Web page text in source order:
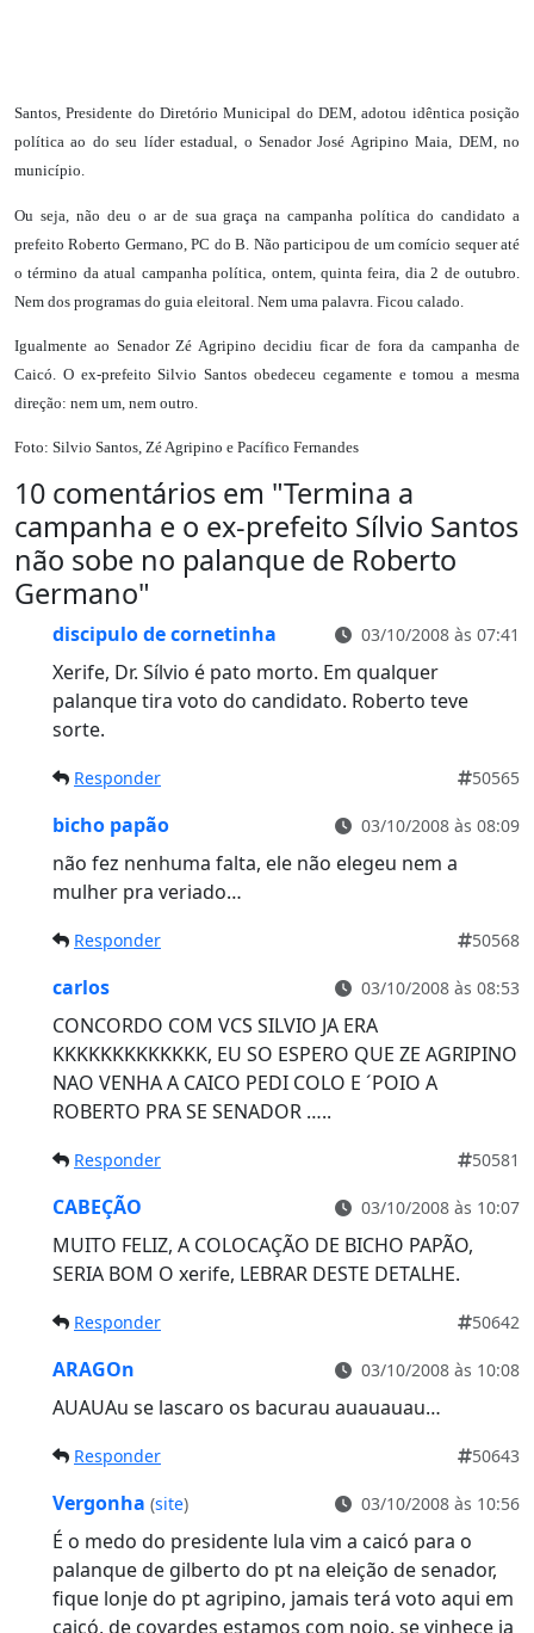
Santos, Presidente do Diretório Municipal do DEM, adotou idêntica posição
política ao do seu líder estadual, o Senador José Agripino Maia, DEM, no
município.
Ou seja, não deu o ar de sua graça na campanha política do candidato a
prefeito Roberto Germano, PC do B. Não participou de um comício sequer até
o término da atual campanha política, ontem, quinta feira, dia 2 de outubro.
Nem dos programas do guia eleitoral. Nem uma palavra. Ficou calado.
Igualmente ao Senador Zé Agripino decidiu ficar de fora da campanha de
Caicó. O ex-prefeito Silvio Santos obedeceu cegamente e tomou a mesma
direção: nem um, nem outro.
Foto: Silvio Santos, Zé Agripino e Pacífico Fernandes
10 comentários em "Termina a
campanha e o ex-prefeito Sílvio Santos
não sobe no palanque de Roberto
Germano"
discipulo de cornetinha 03/10/2008 às 07:41
Xerife, Dr. Sílvio é pato morto. Em qualquer
palanque tira voto do candidato. Roberto teve
sorte.
Responder 50565
bicho papão 03/10/2008 às 08:09
não fez nenhuma falta, ele não elegeu nem a
mulher pra veriado…
Responder 50568
carlos 03/10/2008 às 08:53
CONCORDO COM VCS SILVIO JA ERA
KKKKKKKKKKKKK, EU SO ESPERO QUE ZE AGRIPINO
NAO VENHA A CAICO PEDI COLO E ´POIO A
ROBERTO PRA SE SENADOR …..
Responder 50581
CABEÇÃO 03/10/2008 às 10:07
MUITO FELIZ, A COLOCAÇÃO DE BICHO PAPÃO,
SERIA BOM O xerife, LEBRAR DESTE DETALHE.
Responder 50642
ARAGOn 03/10/2008 às 10:08
AUAUAu se lascaro os bacurau auauauau…
Responder 50643
Vergonha (site) 03/10/2008 às 10:56
É o medo do presidente lula vim a caicó para o
palanque de gilberto do pt na eleição de senador,
fique lonje do pt agripino, jamais terá voto aqui em
caicó, de covardes estamos com nojo. se vinhece ia